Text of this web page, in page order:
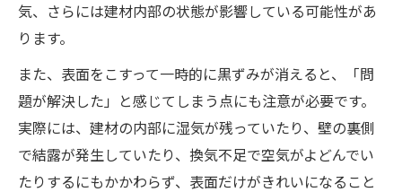
気、さらには建材内部の状態が影響している可能性があ
ります。
また、表面をこすって一時的に黒ずみが消えると、「問
題が解決した」と感じてしまう点にも注意が必要です。
実際には、建材の内部に湿気が残っていたり、壁の裏側
で結露が発生していたり、換気不足で空気がよどんでい
たりするにもかかわらず、表面だけがきれいになること